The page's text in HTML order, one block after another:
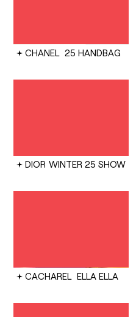
CHANEL 25 HANDBAG
DIOR WINTER 25 SHOW
CACHAREL ELLA ELLA